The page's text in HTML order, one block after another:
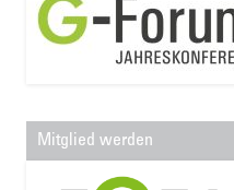
Mitglied werden